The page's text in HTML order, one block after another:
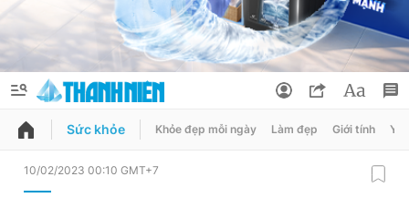
QUẢNG CÁO ĐẶT BÁO
Sức khỏe Khỏe đẹp mỗi ngày Làm đẹp Giới tính Y
10/02/2023 00:10 GMT+7